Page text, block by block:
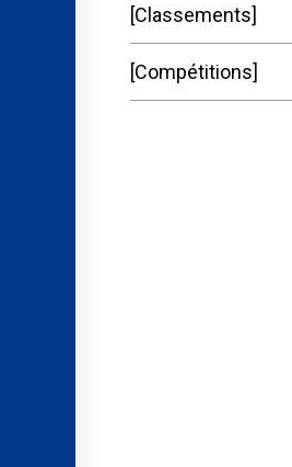
Classements
Compétitions